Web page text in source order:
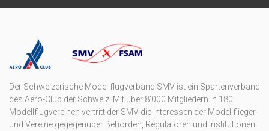
Der Schweizerische Modellflugverband SMV ist ein Spartenverband
des Aero-Club der Schweiz. Mit über 8'000 Mitgliedern in 180
Modellflugvereinen vertritt der SMV die Interessen der Modellflieger
und Vereine gegegenüber Behörden, Regulatoren und Institutionen.